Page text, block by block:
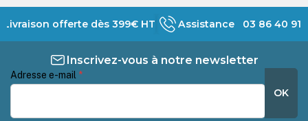
Livraison offerte dès 399€ HT Assistance 03 86 40 91
Inscrivez-vous à notre newsletter
Adresse e-mail *
OK